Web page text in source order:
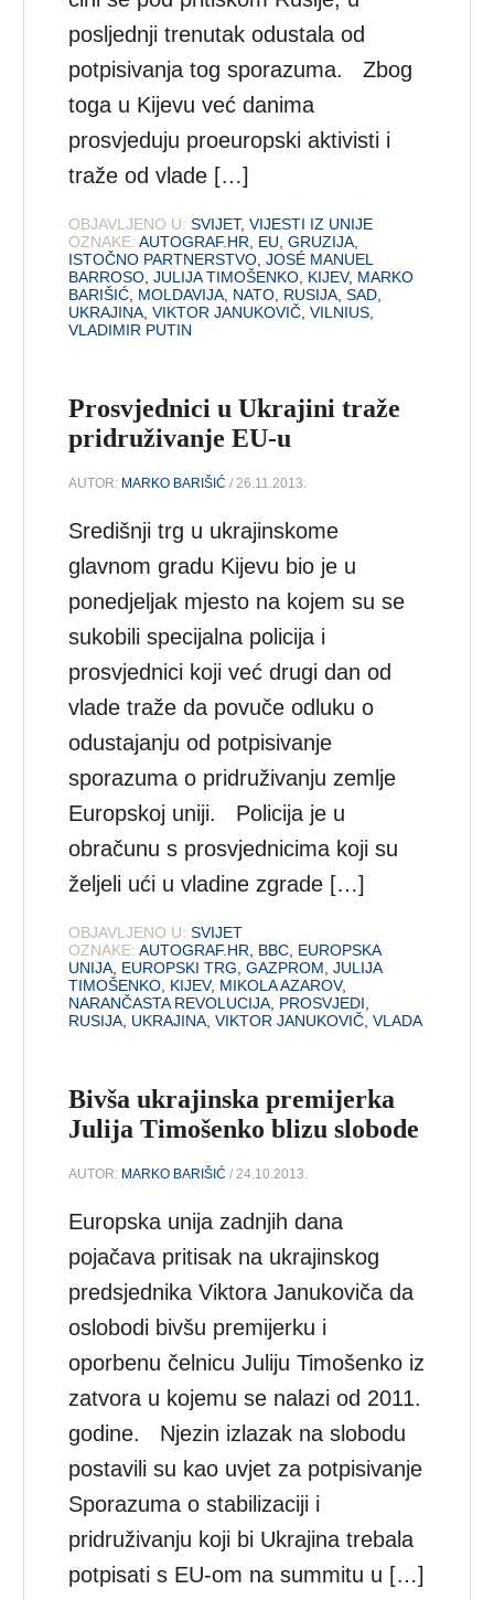
posljednji trenutak odustala od
potpisivanja tog sporazuma. Zbog
toga u Kijevu već danima
prosvjeduju proeuropski aktivisti i
traže od vlade […]
OBJAVLJENO U: SVIJET,VIJESTI IZ UNIJE
OZNAKE: AUTOGRAF.HR EU ,GRUZIJA
ISTOČNO PARTNERSTVO ,JOSÉ MANUEL
BARROSO ,JULIJA TIMOŠENKO KIJEV, MARKO
BARIŠIĆ MOLDAVIJA NATO RUSIJA ,SAD
UKRAJINA ,VIKTOR JANUKOVIČ ,VILNIUS
VLADIMIR PUTIN
Prosvjednici u Ukrajini traže
pridruživanje EU-u
AUTOR: MARKO BARIŠIĆ / 26.11.2013.
Središnji trg u ukrajinskome
glavnom gradu Kijevu bio je u
ponedjeljak mjesto na kojem su se
sukobili specijalna policija i
prosvjednici koji već drugi dan od
vlade traže da povuče odluku o
odustajanju od potpisivanje
sporazuma o pridruživanju zemlje
Europskoj uniji. Policija je u
obračunu s prosvjednicima koji su
željeli ući u vladine zgrade […]
OBJAVLJENO U: SVIJET
OZNAKE: AUTOGRAF.HR BBC EUROPSKA
UNIJA EUROPSKI TRG ,GAZPROM ,JULIJA
TIMOŠENKO KIJEV, MIKOLA AZAROV,
NARANČASTA REVOLUCIJA PROSVJEDI
RUSIJA UKRAJINA ,VIKTOR JANUKOVIČ ,VLADA
Bivša ukrajinska premijerka
Julija Timošenko blizu slobode
AUTOR: MARKO BARIŠIĆ / 24.10.2013.
Europska unija zadnjih dana
pojačava pritisak na ukrajinskog
predsjednika Viktora Janukoviča da
oslobodi bivšu premijerku i
oporbenu čelnicu Juliju Timošenko iz
zatvora u kojemu se nalazi od 2011.
godine. Njezin izlazak na slobodu
postavili su kao uvjet za potpisivanje
Sporazuma o stabilizaciji i
pridruživanju koji bi Ukrajina trebala
potpisati s EU-om na summitu u […]